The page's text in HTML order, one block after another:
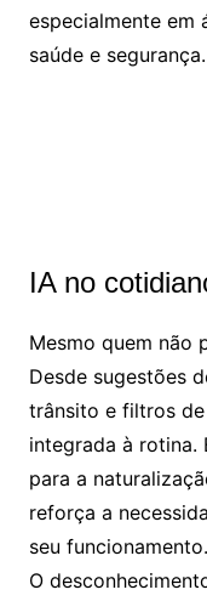
especialmente em
saúde e segurança.
IA no
Mesmo quem não
Desde sugestões
trânsito e filtros
integrada à rotina.
para a
reforça a
seu funcionamento.
O